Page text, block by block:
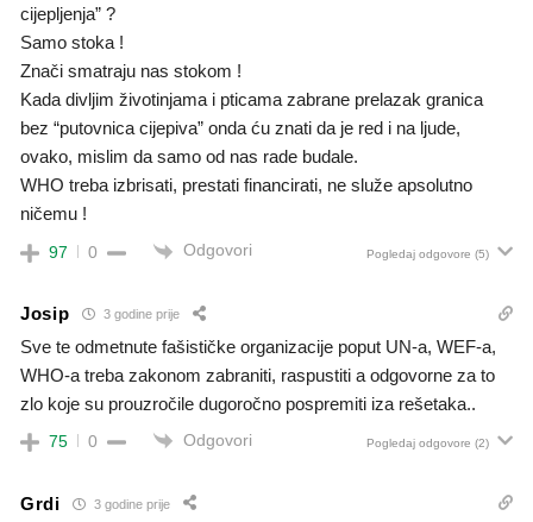
cijepljenja” ?
Samo stoka !
Znači smatraju nas stokom !
Kada divljim životinjama i pticama zabrane prelazak granica
bez “putovnica cijepiva” onda ću znati da je red i na ljude,
ovako, mislim da samo od nas rade budale.
WHO treba izbrisati, prestati financirati, ne služe apsolutno
ničemu !
97 0 Odgovori Pogledaj odgovore (5)
Josip 3 godine prije
Sve te odmetnute fašističke organizacije poput UN-a, WEF-a,
WHO-a treba zakonom zabraniti, raspustiti a odgovorne za to
zlo koje su prouzročile dugoročno pospremiti iza rešetaka..
75 0 Odgovori Pogledaj odgovore (2)
Grdi 3 godine prije